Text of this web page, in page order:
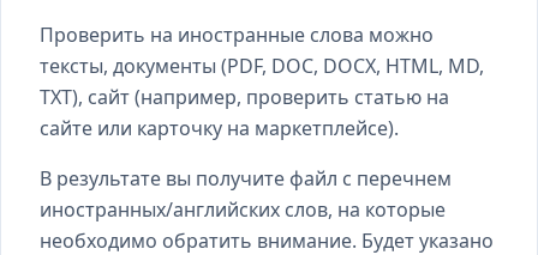
Проверить на иностранные слова можно
тексты, документы (PDF, DOC, DOCX, HTML, MD,
TXT), сайт (например, проверить статью на
сайте или карточку на маркетплейсе).
В результате вы получите файл с перечнем
иностранных/английских слов, на которые
необходимо обратить внимание. Будет указано